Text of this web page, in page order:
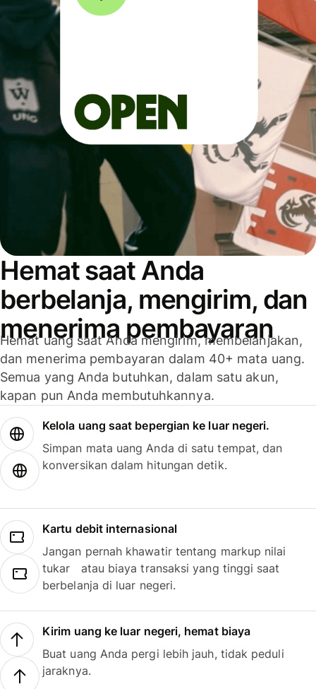
Hemat saat Anda
berbelanja, mengirim, dan
menerima pembayaran
Hemat uang saat Anda mengirim, membelanjakan,
dan menerima pembayaran dalam 40+ mata uang.
Semua yang Anda butuhkan, dalam satu akun,
kapan pun Anda membutuhkannya.
Kelola uang saat bepergian ke luar negeri.
Simpan mata uang Anda di satu tempat, dan
konversikan dalam hitungan detik.
Kartu debit internasional
Jangan pernah khawatir tentang markup nilai
tukar atau biaya transaksi yang tinggi saat
berbelanja di luar negeri.
Kirim uang ke luar negeri, hemat biaya
Buat uang Anda pergi lebih jauh, tidak peduli
jaraknya.